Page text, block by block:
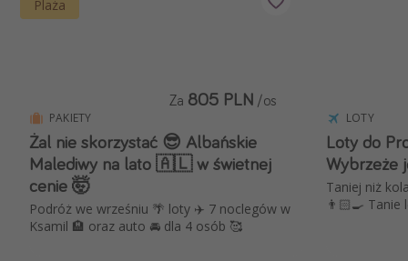
Plaża
PAKIETY
Żal nie skorzystać 😎 Albańskie
Malediwy na lato 🇦🇱 w świetnej
cenie 🤯
Podróż we wrześniu 🌴 loty ✈️ 7 noclegów w
Ksamil 🏨 oraz auto 🚘 dla 4 osób 🥰
Za 805 PLN /os
LOTY
Loty do
Taniej niż
👨🏻‍🍳